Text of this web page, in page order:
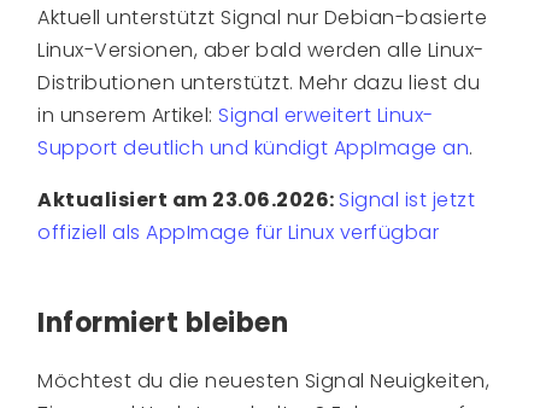
Aktuell unterstützt Signal nur Debian-basierte
Linux-Versionen, aber bald werden alle Linux-
Distributionen unterstützt. Mehr dazu liest du
in unserem Artikel: Signal erweitert Linux-
Support deutlich und kündigt AppImage an.
Aktualisiert am 23.06.2026: Signal ist jetzt
offiziell als AppImage für Linux verfügbar
Informiert bleiben
Möchtest du die neuesten Signal Neuigkeiten,